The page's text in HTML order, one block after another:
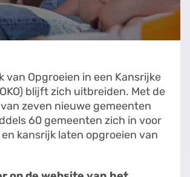
van Opgroeien in een Kansrijke
blijft zich uitbreiden. Met de
zeven nieuwe gemeenten
60 gemeenten zich in voor
kansrijk laten opgroeien van